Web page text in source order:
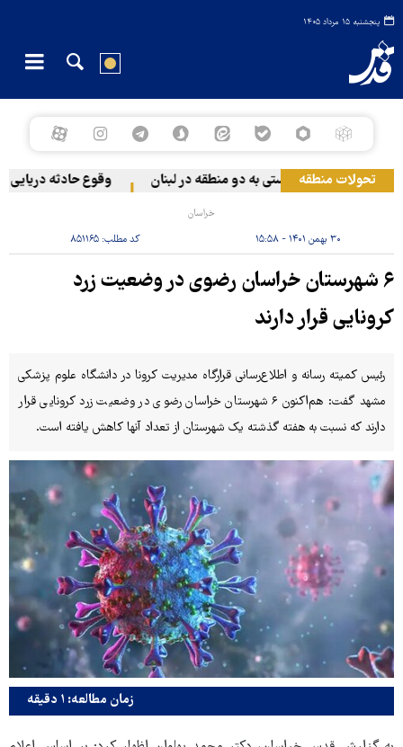
پنجشنبه ۱۵ مرداد ۱۴۰۵
تحولات منطقه
حمله رژیم صهیونیستی به دو منطقه در لبنان وقوع حادثه دریایی
خراسان
۳۰ بهمن ۱۴۰۱ - ۱۵:۵۸ کد مطلب: ۸۵۱۱۶۵
۶ شهرستان خراسان رضوی در وضعیت زرد
کرونایی قرار دارند
رئیس کمیته رسانه و اطلاع‌رسانی قرارگاه مدیریت کرونا در دانشگاه علوم پزشکی
مشهد گفت: هم‌اکنون ۶ شهرستان خراسان رضوی در وضعیت زرد کرونایی قرار
دارند که نسبت به هفته گذشته یک شهرستان از تعداد آنها کاهش یافته است.
زمان مطالعه: ۱ دقیقه